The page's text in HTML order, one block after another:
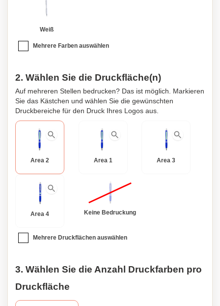
Druckkugelschreiber von anderen auf dem Markt
unterscheidet, ist die Personalisierungsoption. Sie haben
die Möglichkeit, diesen Stift mit Ihrem eigenen Namen,
Logo oder einer Nachricht zu personalisieren und ihn so zu
einem wirklich einzigartigen und besonderen Artikel zu
Zwecke verwenden, dieser personalisierte
Druckkugelschreiber wird sicherlich Aufsehen erregen.
Weiß
Mehrere Farben auswählen
2. Wählen Sie die Druckfläche(n)
Auf mehreren Stellen bedrucken? Das ist möglich. Markieren
Sie das Kästchen und wählen Sie die gewünschten
Druckbereiche für den Druck Ihres Logos aus.
Area 2 Area 1 Area 3
Area 4 Keine Bedruckung
Mehrere Druckflächen auswählen
3. Wählen Sie die Anzahl Druckfarben pro
Druckfläche